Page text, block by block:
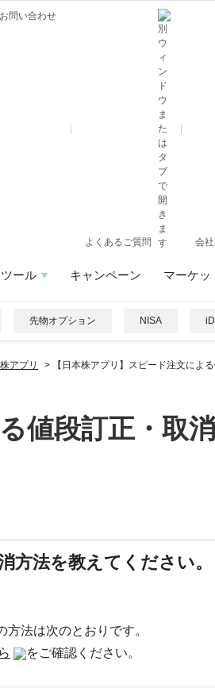
お問い合わせ
よくあるご質問 会
ツール キャンペーン マーケッ
先物オプション NISA
アプリ >
【日本株アプリ】スピード注文によ
値段訂正・取
方法を教えてください。
法は次のとおりです。
をご確認ください。